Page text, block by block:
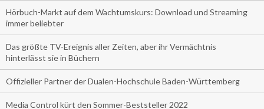
Hörbuch-Markt auf dem Wachtumskurs: Download und Streaming
immer beliebter
Das größte TV-Ereignis aller Zeiten, aber ihr Vermächtnis
hinterlässt sie in Büchern
Offizieller Partner der Dualen-Hochschule Baden-Württemberg
Media Control kürt den Sommer-Beststeller 2022